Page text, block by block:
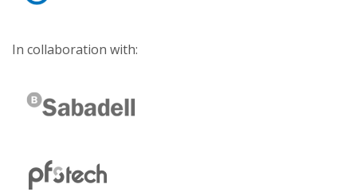
In collaboration with: